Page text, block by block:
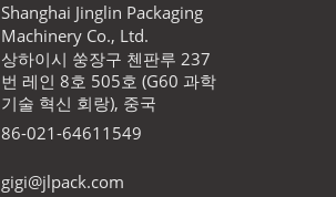
Shanghai Jinglin Packaging
Machinery Co., Ltd.
상하이시 쑹장구 첸판루 237
번 레인 8호 505호 (G60 과학
기술 혁신 회랑), 중국
86-021-64611549
gigi@jlpack.com